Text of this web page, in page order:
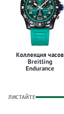
Коллекция часов
Breitling
Endurance
ЛИСТАЙТЕ